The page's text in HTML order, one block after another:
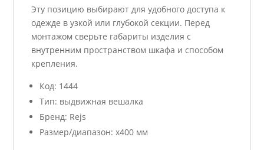
Эту позицию выбирают для удобного доступа к
одежде в узкой или глубокой секции. Перед
монтажом сверьте габариты изделия с
внутренним пространством шкафа и способом
крепления.
Код: 1444
Тип: выдвижная вешалка
Бренд: Rejs
Размер/диапазон: x400 мм